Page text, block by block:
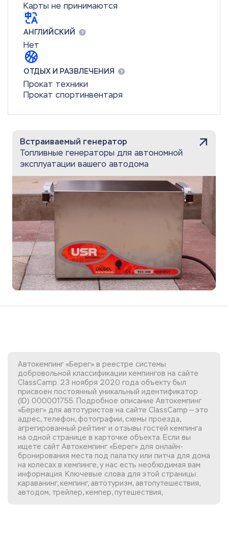
Карты не принимаются
АНГЛИЙСКИЙ
Нет
ОТДЫХ И РАЗВЛЕЧЕНИЯ
Прокат техники
Прокат спортинвентаря
Встраиваемый генератор
Топливные генераторы для автономной
эксплуатации вашего автодома
Автокемпинг «Берег» в реестре системы
добровольной классификации кемпингов на сайте
ClassCamp. 23 ноября 2020 года объекту был
присвоен постоянный уникальный идентификатор
(ID) 000001755. Подробное описание Автокемпинг
«Берег» для автотуристов на сайте ClassCamp — это
адрес, телефон, фотографии, схемы проезда,
агрегированный рейтинг и отзывы гостей кемпинга
на одной странице в карточке объекта. Если вы
ищете сайт Автокемпинг «Берег» для онлайн-
бронирования места под палатку или питча для дома
на колесах в кемпинге, у нас есть необходимая вам
информация. Ключевые слова для этой страницы:
караванинг, кемпинг, автотуризм, автопутешествия,
автодом, трейлер, кемпер, путешествия,